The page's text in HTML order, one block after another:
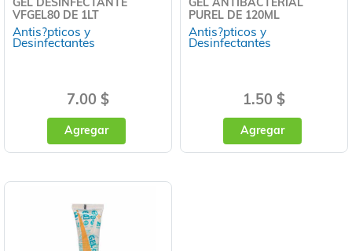
VFGEL80 DE 1LT
Antis?pticos y
Desinfectantes
7.00 $
Agregar
PUREL DE 120ML
Antis?pticos y
Desinfectantes
1.50 $
Agregar